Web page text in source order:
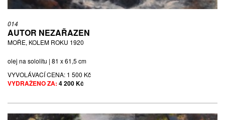
014
AUTOR NEZAŘAZEN
MOŘE, KOLEM ROKU 1920
olej na sololitu | 81 x 61,5 cm
VYVOLÁVACÍ CENA: 1 500 Kč
VYDRAŽENO ZA: 4 200 Kč